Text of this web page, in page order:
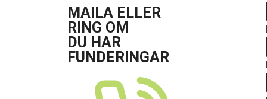
MAILA ELLER
RING OM
DU HAR
FUNDERINGAR